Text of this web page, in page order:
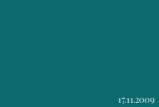
17.11.2009